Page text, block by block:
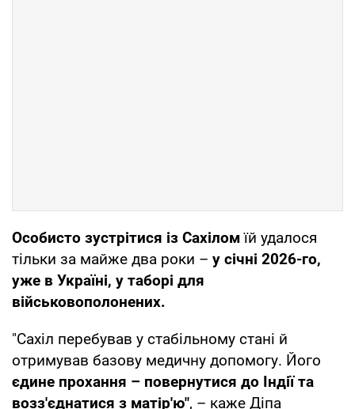
Особисто зустрітися із Сахіломїй удалося
тільки за майже два роки – у січні 2026-го,
уже в Україні, у таборі для
військовополонених.
"Сахіл перебував у стабільному стані й
отримував базову медичну допомогу. Його
єдине прохання – повернутися до Індії та
возз'єднатися з матір'ю", – каже Діпа